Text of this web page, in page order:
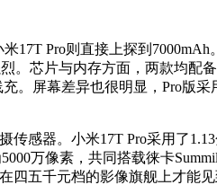
17T Pro则直接上探到
芯片与内存方面，两款均配
。屏幕差异也很明显，Pro版
感器。小米17T Pro采用了1.13
万像素，共同搭载徕卡
五千元档的影像旗舰上才能